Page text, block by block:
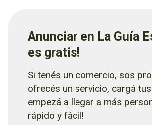
Anunciar en La Guía
es gratis!
Si tenés un comercio, sos
ofrecés un servicio, cargá
empezá a llegar a más
rápido y fácil!